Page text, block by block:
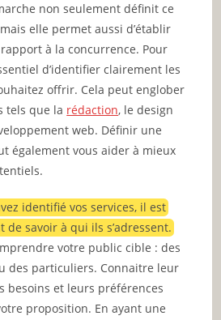
non seulement définit ce
elle permet aussi d’établir
à la concurrence. Pour
d’identifier clairement les
offrir. Cela peut englober
tels que la rédaction, le design
web. Définir une
également vous aider à mieux
identifié vos services, il est
savoir à qui ils s’adressent.
votre public cible : des
des particuliers. Connaitre leur
besoins et leurs préférences
proposition. En ayant une